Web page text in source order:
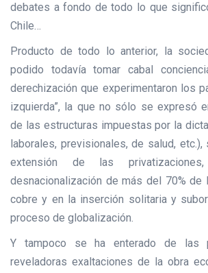
debates a fondo de todo lo que
Chile…
Producto de todo lo anterior, la
podido todavía tomar cabal
derechización que experimentaron los
izquierda”, la que no sólo se expresó
de las estructuras impuestas por la
laborales, previsionales, de salud,
extensión de las
desnacionalización de más del 70% de
cobre y en la inserción solitaria y
proceso de globalización.
Y tampoco se ha enterado de las
reveladoras exaltaciones de la obra